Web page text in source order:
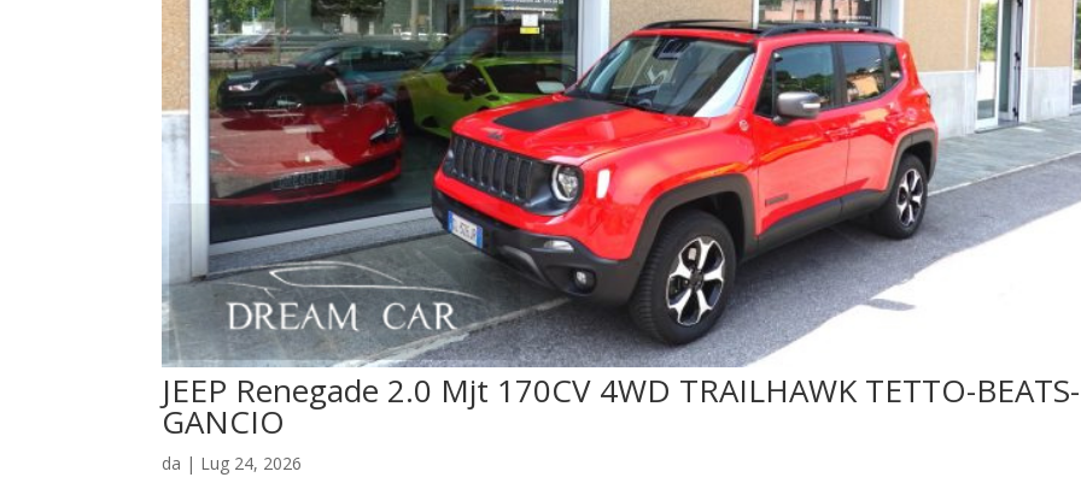
JEEP Renegade 2.0 Mjt 170CV 4WD TRAILHAWK TETTO-BEATS-
GANCIO
da | Lug 24, 2026